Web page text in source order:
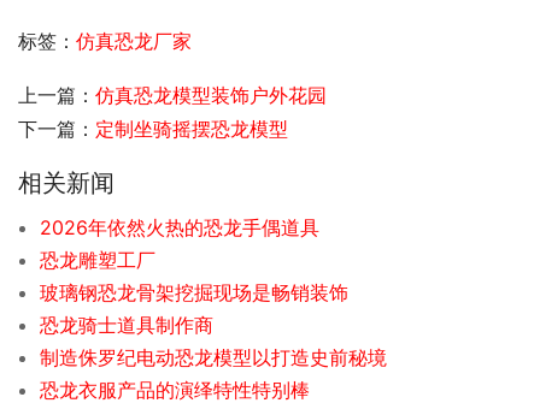
标签： 仿真恐龙厂家
上一篇： 仿真恐龙模型装饰户外花园
下一篇： 定制坐骑摇摆恐龙模型
相关新闻
2026年依然火热的恐龙手偶道具
恐龙雕塑工厂
玻璃钢恐龙骨架挖掘现场是畅销装饰
恐龙骑士道具制作商
制造侏罗纪电动恐龙模型以打造史前秘境
恐龙衣服产品的演绎特性特别棒